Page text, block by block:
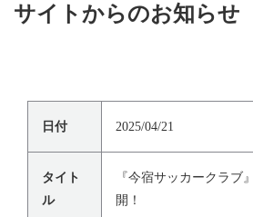
サイトからのお知らせ
日付 2025/04/21
タイト
ル
『今宿サッカークラブ
開！